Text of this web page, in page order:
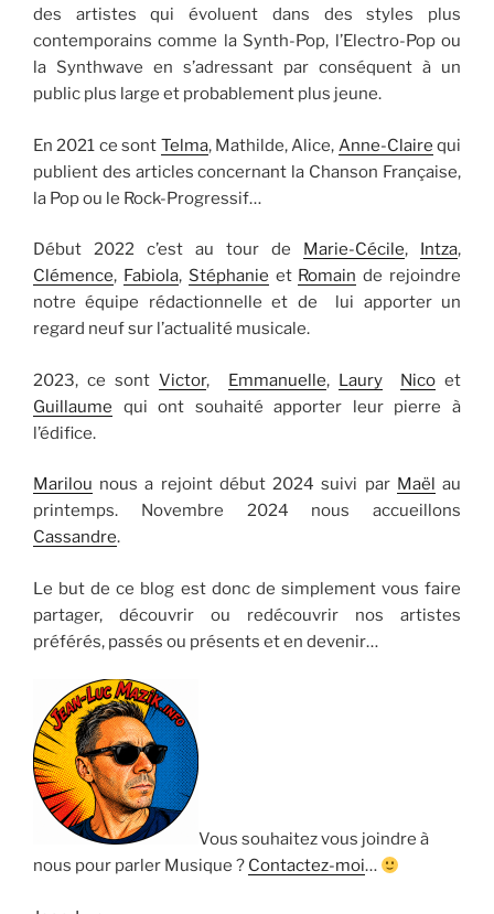
des artistes qui évoluent dans des styles plus
contemporains comme la Synth-Pop, l’Electro-Pop ou
la Synthwave en s’adressant par conséquent à un
public plus large et probablement plus jeune.
En 2021 ce sont Telma, Mathilde, Alice, Anne-Claire qui
publient des articles concernant la Chanson Française,
la Pop ou le Rock-Progressif…
Début 2022 c’est au tour de Marie-Cécile, Intza,
Clémence, Fabiola, Stéphanie et Romain de rejoindre
notre équipe rédactionnelle et de lui apporter un
regard neuf sur l’actualité musicale.
2023, ce sontVictor, Emmanuelle, Laury Nicoet
Guillaume qui ont souhaité apporter leur pierre à
l’édifice.
Marilou nous a rejoint début 2024 suivi par Maël au
printemps. Novembre 2024 nous accueillons
Cassandre.
Le but de ce blog est donc de simplement vous faire
partager, découvrir ou redécouvrir nos artistes
préférés, passés ou présents et en devenir…
Vous souhaitez vous joindre à
nous pour parler Musique ? Contactez-moi…